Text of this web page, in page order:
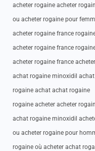
acheter rogaine acheter
ou acheter rogaine pour
acheter rogaine france
acheter rogaine france
acheter rogaine france
achat rogaine minoxidil
rogaine achat achat rogaine
rogaine acheter acheter
achat rogaine minoxidil
ou acheter rogaine pour
rogaine où acheter achat